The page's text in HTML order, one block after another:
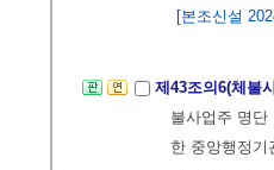
[본조신설
제43조의6(체불
불사업주 명
한 중앙행정